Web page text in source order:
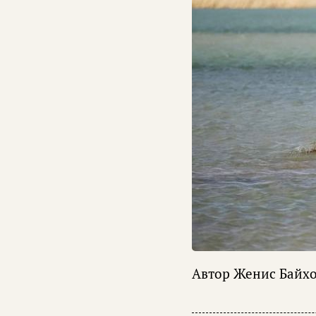
Автор Женис